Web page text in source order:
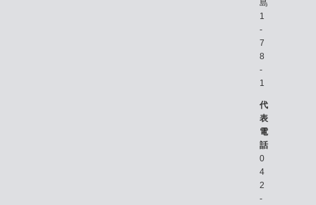
島
1
-
7
8
-
1
代
表
電
話
0
4
2
-